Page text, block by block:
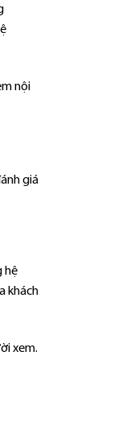
nội
giá
hệ
khách
xem.